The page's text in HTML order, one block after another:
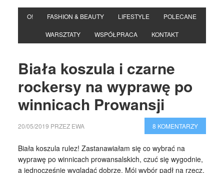
O! FASHION & BEAUTY LIFESTYLE POLECANE
WARSZTATY WSPÓŁPRACA KONTAKT
Biała koszula i czarne
rockersy na wyprawę po
winnicach Prowansji
20/05/2019 PRZEZ EWA 8 KOMENTARZY
Biała koszula rulez! Zastanawiałam się co wybrać na
wyprawę po winnicach prowansalskich, czuć się wygodnie,
a jednocześnie wyglądać dobrze. Mój wybór padł na rzecz,